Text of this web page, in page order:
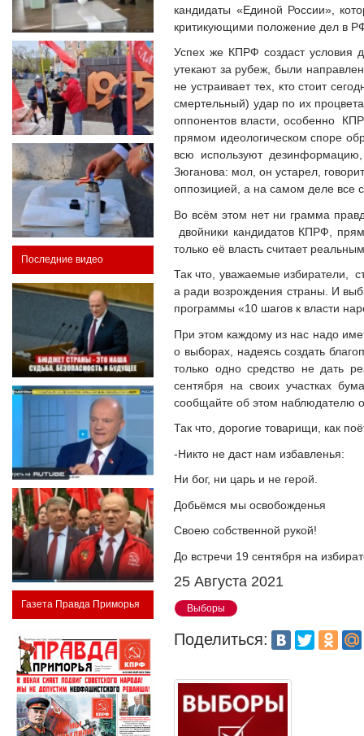
Последние видео
Газета Правда Приморья
кандидаты «Единой России»,
критикующими положение дел в
Успех же КПРФ создаст условия
утекают за рубеж, были
не устраивает тех, кто стоит
смертельный) удар по их
оппонентов власти, особенно
прямом идеологическом споре
всю используют
Зюганова: мол, он устарел,
оппозицией, а на самом деле все
Во всём этом нет ни грамма
двойники кандидатов КПРФ,
только её власть считает
Так что, уважаемые избиратели,
а ради возрождения страны. И
программы «10 шагов к власти
При этом каждому из нас надо
о выборах, надеясь создать
только одно средство не дать
сентября на своих участках
сообщайте об этом наблюдателю
Так что, дорогие товарищи, как
-Никто не даст нам избавленья:
Ни бог, ни царь и не герой.
Добьёмся мы освобожденья
Своею собственной рукой!
До встречи 19 сентября на
25 Августа 2021
Выборы
Поделиться: